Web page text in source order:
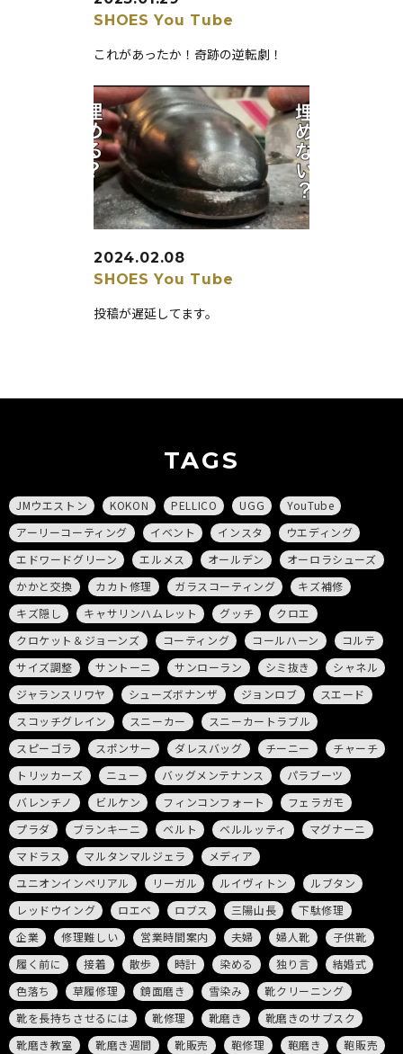
SHOES You Tube
これがあったか！奇跡の逆転劇！
2024.02.08
SHOES You Tube
投稿が遅延してます。
TAGS
JMウエストン KOKON PELLICO UGG
YouTube
アーリーコーティング
イベント インスタ
ウエディング
エドワードグリーン
エルメス オールデン
オーロラシューズ
かかと交換
カカト修理 ガラスコーティング
キズ補修
キズ隠し
キャサリンハムレット グッチ
クロエ
クロケット＆ジョーンズ
コーティング コールハーン
コルテ
サイズ調整
サントーニ サンローラン シミ抜き
シャネル
ジャランスリワヤ
シューズボナンザ ジョンロブ
スエード
スコッチグレイン
スニーカー
スニーカートラブル
スピーゴラ
スポンサー ダレスバッグ チーニー
チャーチ
トリッカーズ
ニュー バッグメンテナンス
パラブーツ
バレンチノ
ビルケン フィンコンフォート
フェラガモ
プラダ
ブランキーニ ベルト ベルルッティ
マグナーニ
マドラス
マルタンマルジェラ
メディア
ユニオンインペリアル
リーガル ルイヴィトン
ルブタン
レッドウイング
ロエベ ロブス 三陽山長
下駄修理
企業
修理難しい 営業時間案内 夫婦 婦人靴
子供靴
履く前に
接着 散歩 時計 染める 独り言
結婚式
色落ち
草履修理 鏡面磨き 雪染み
靴クリーニング
靴を長持ちさせるには
靴修理 靴磨き
靴磨きのサブスク
靴磨き教室
靴磨き週間 靴販売 鞄修理 鞄磨き 鞄販売